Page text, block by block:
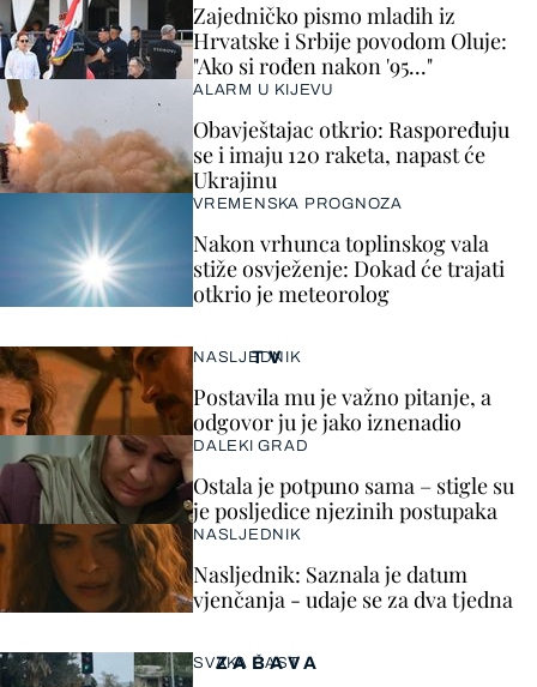
Zajedničko pismo mladih iz
Hrvatske i Srbije povodom Oluje:
"Ako si rođen nakon '95..."
ALARM U KIJEVU
Obavještajac otkrio: Raspoređuju
se i imaju 120 raketa, napast će
Ukrajinu
VREMENSKA PROGNOZA
Nakon vrhunca toplinskog vala
stiže osvježenje: Dokad će trajati
otkrio je meteorolog
ZABAVA
SVAKA ČAST
TV
NASLJEDNIK
Postavila mu je važno pitanje, a
odgovor ju je jako iznenadio
DALEKI GRAD
Ostala je potpuno sama – stigle su
je posljedice njezinih postupaka
NASLJEDNIK
Nasljednik: Saznala je datum
vjenčanja - udaje se za dva tjedna